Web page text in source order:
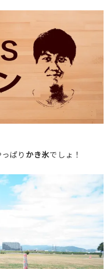
ぱり かき氷でしょ！